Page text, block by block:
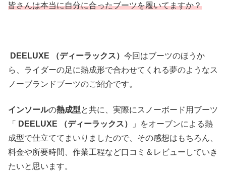
皆さんは本当に自分に合ったブーツを履いてますか？
DEELUXE （ディーラックス） 今回はブーツのほうか
ら、ライダーの足に熱成形で合わせてくれる夢のようなス
ノーブランドブーツのご紹介です。
インソールの熱成型と共に、実際にスノーボード用ブーツ
「
DEELUXE （ディーラックス）
」をオーブンによる熱
成型で仕立ててまいりましたので、その感想はもちろん、
料金や所要時間、作業工程など口コミ＆レビューしていき
たいと思います。